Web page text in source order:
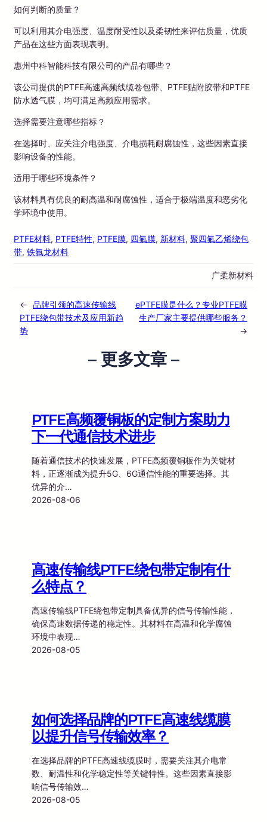
如何判断的质量？
可以利用其介电强度、温度耐受性以及柔韧性来评估质量，优质
产品在这些方面表现表明。
惠州中科智能科技有限公司的产品有哪些？
该公司提供的PTFE高速高频线缆卷包带、PTFE贴附胶带和PTFE
防水透气膜，均可满足高频应用需求。
选择需要注意哪些指标？
在选择时、应关注介电强度、介电损耗耐腐蚀性，这些因素直接
影响设备的性能。
适用于哪些环境条件？
该材料具有优良的耐高温和耐腐蚀性，适合于极端温度和恶劣化
学环境中使用。
PTFE材料, PTFE特性, PTFE膜, 四氟膜, 新材料, 聚四氟乙烯绕包
带, 铁氟龙材料
广柔新材料
← 品牌引领的高速传输线
PTFE绕包带技术及应用新趋
势
ePTFE膜是什么？专业PTFE膜
生产厂家主要提供哪些服务？
→
– 更多文章 –
PTFE高频覆铜板的定制方案助力
下一代通信技术进步
随着通信技术的快速发展，PTFE高频覆铜板作为关键材
料，正逐渐成为提升5G、6G通信性能的重要选择。其
优异的介…
2026-08-06
高速传输线PTFE绕包带定制有什
么特点？
高速传输线PTFE绕包带定制具备优异的信号传输性能，
确保高速数据传递的稳定性。其材料在高温和化学腐蚀
环境中表现…
2026-08-05
如何选择品牌的PTFE高速线缆膜
以提升信号传输效率？
在选择品牌的PTFE高速线缆膜时，需要关注其介电常
数、耐温性和化学稳定性等关键特性。这些因素直接影
响信号传输效…
2026-08-05